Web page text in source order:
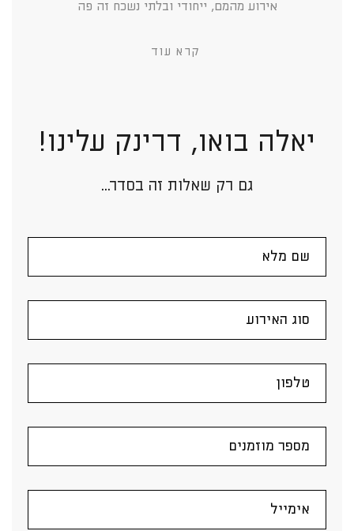
אירוע מהמם, ייחודי ובלתי נשכח זה פה
קרא עוד
יאלה בואו, דרינק עלינו!
גם רק שאלות זה בסדר...